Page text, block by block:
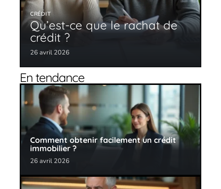
CRÉDIT
Qu’est-ce que le rachat de
crédit ?
26 avril 2026
En tendance
Comment obtenir facilement un crédit
immobilier ?
26 avril 2026